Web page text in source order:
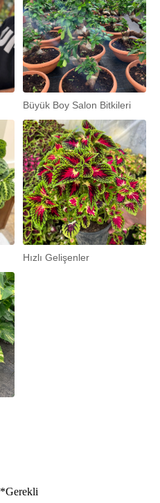
Büyük Boy Salon Bitkileri
Hızlı Gelişenler
*Gerekli